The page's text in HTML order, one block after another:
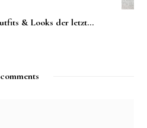
& Looks der letzt...